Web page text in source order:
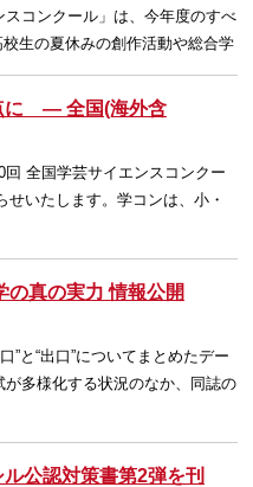
コンクール」は、今年度のすべ
生の夏休みの創作活動や総合学
に ― 全国(海外含
全国学芸サイエンスコンクー
いたします。学コンは、小・
真の実力 情報公開
と“出口”についてまとめたデー
多様化する状況のなか、同誌の
公認対策書第2弾を刊